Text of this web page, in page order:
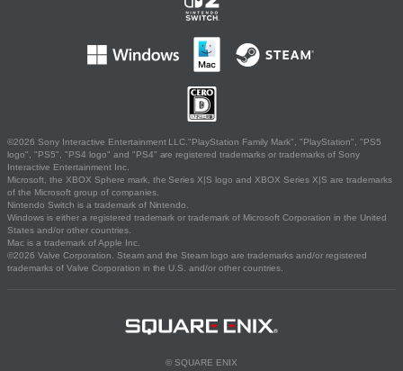
©2026 Sony Interactive Entertainment LLC."PlayStation Family Mark", "PlayStation", "PS5
logo", "PS5", "PS4 logo" and "PS4" are registered trademarks or trademarks of Sony
Interactive Entertainment Inc.
Microsoft, the XBOX Sphere mark, the Series X|S logo and XBOX Series X|S are trademarks
of the Microsoft group of companies.
Nintendo Switch is a trademark of Nintendo.
Windows is either a registered trademark or trademark of Microsoft Corporation in the United
States and/or other countries.
Mac is a trademark of Apple Inc.
©2026 Valve Corporation. Steam and the Steam logo are trademarks and/or registered
trademarks of Valve Corporation in the U.S. and/or other countries.
© SQUARE ENIX